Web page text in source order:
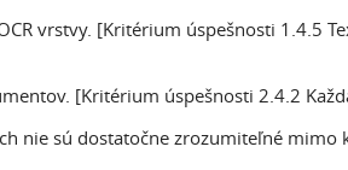
vrstvy. [Kritérium úspešnosti 1.4.5
[Kritérium úspešnosti 2.4.2
nie sú dostatočne zrozumiteľné mimo